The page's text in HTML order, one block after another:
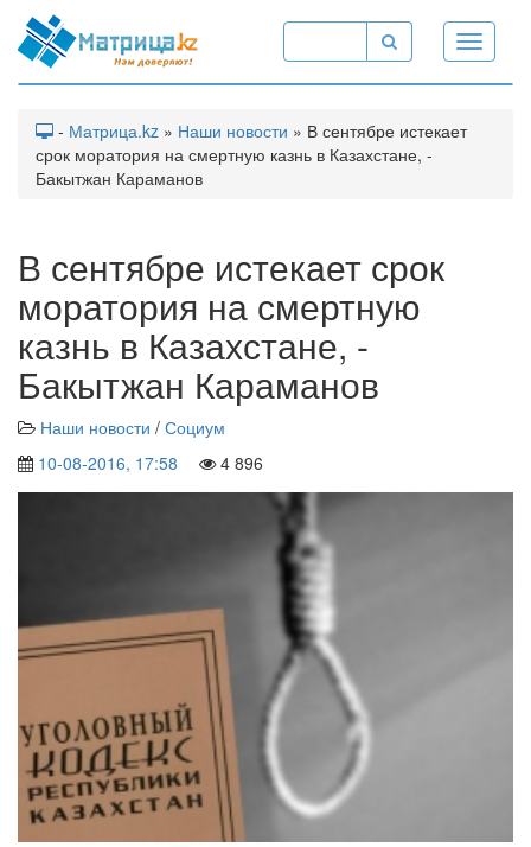
Toggle
- Матрица.kz » Наши новости » В сентябре истекает
срок моратория на смертную казнь в Казахстане, -
Бакытжан Караманов
В сентябре истекает срок
моратория на смертную
казнь в Казахстане, -
Бакытжан Караманов
Наши новости / Социум
10-08-2016, 17:58
4 896